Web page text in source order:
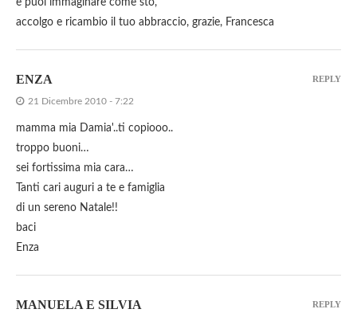
e puoi immaginare come sto,
accolgo e ricambio il tuo abbraccio, grazie, Francesca
ENZA
21 Dicembre 2010 - 7:22
mamma mia Damia'..ti copiooo..
troppo buoni…
sei fortissima mia cara…
Tanti cari auguri a te e famiglia
di un sereno Natale!!
baci
Enza
REPLY
MANUELA E SILVIA REPLY